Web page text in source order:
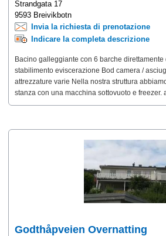
Strandgata 17
9593 Breivikbotn
Invia la richiesta di prenotazione
Indicare la completa descrizione
Bacino galleggiante con 6 barche
stabilimento eviscerazione Bod camera /
attrezzature varie Nella nostra struttura
stanza con una macchina sottovuoto e freezer.
Godthåpveien Overnatting